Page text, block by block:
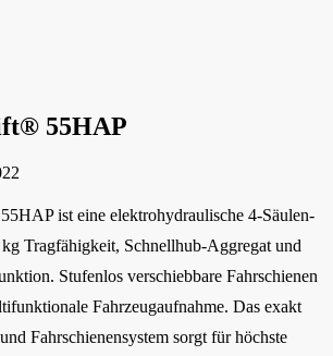
55HAP
ist eine elektrohydraulische 4-Säulen-
Tragfähigkeit, Schnellhub-Aggregat und
Stufenlos verschiebbare Fahrschienen
Fahrzeugaufnahme. Das exakt
Fahrschienensystem sorgt für höchste